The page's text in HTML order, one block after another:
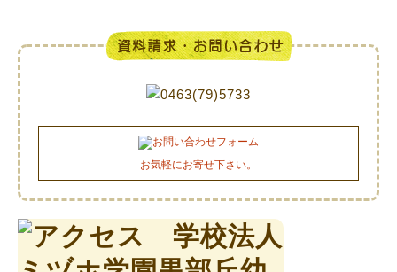
お気軽にお寄せ下さい。